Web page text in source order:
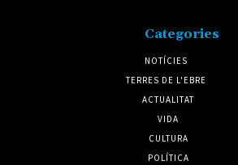
Categories
NOTÍCIES
TERRES DE L'EBRE
ACTUALITAT
VIDA
CULTURA
POLÍTICA